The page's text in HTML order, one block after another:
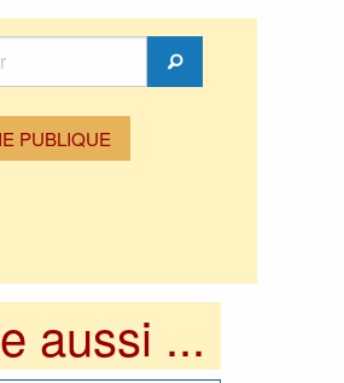
Rechercher
PUBLIQUE
aussi ...